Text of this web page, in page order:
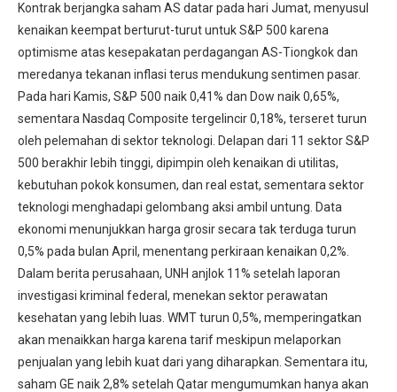
Kontrak berjangka saham AS datar pada hari Jumat, menyusul
kenaikan keempat berturut-turut untuk S&P 500 karena
optimisme atas kesepakatan perdagangan AS-Tiongkok dan
meredanya tekanan inflasi terus mendukung sentimen pasar.
Pada hari Kamis, S&P 500 naik 0,41% dan Dow naik 0,65%,
sementara Nasdaq Composite tergelincir 0,18%, terseret turun
oleh pelemahan di sektor teknologi. Delapan dari 11 sektor S&P
500 berakhir lebih tinggi, dipimpin oleh kenaikan di utilitas,
kebutuhan pokok konsumen, dan real estat, sementara sektor
teknologi menghadapi gelombang aksi ambil untung. Data
ekonomi menunjukkan harga grosir secara tak terduga turun
0,5% pada bulan April, menentang perkiraan kenaikan 0,2%.
Dalam berita perusahaan, UNH anjlok 11% setelah laporan
investigasi kriminal federal, menekan sektor perawatan
kesehatan yang lebih luas. WMT turun 0,5%, memperingatkan
akan menaikkan harga karena tarif meskipun melaporkan
penjualan yang lebih kuat dari yang diharapkan. Sementara itu,
saham GE naik 2,8% setelah Qatar mengumumkan hanya akan